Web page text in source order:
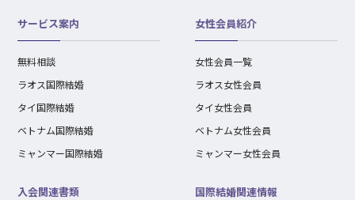
サービス案内
無料相談
ラオス国際結婚
タイ国際結婚
ベトナム国際結婚
ミャンマー国際結婚
女性会員紹介
女性会員一覧
ラオス女性会員
タイ女性会員
ベトナム女性会員
ミャンマー女性会員
入会関連書類 国際結婚関連情報